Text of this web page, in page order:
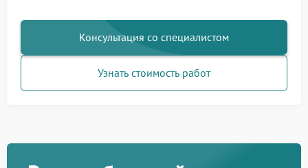
Консультация со специалистом
Узнать стоимость работ